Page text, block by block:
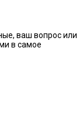
ваш вопрос или
в самое